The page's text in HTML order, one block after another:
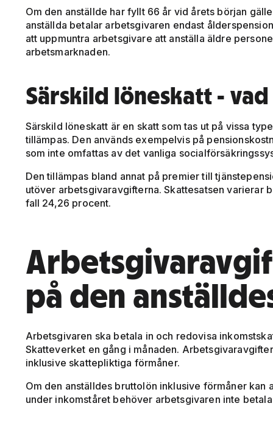
Om den anställde har fyllt 66 år vid årets början
anställda betalar arbetsgivaren endast
att uppmuntra arbetsgivare att anställa äldre
arbetsmarknaden.
Särskild löneskatt -
Särskild löneskatt är en skatt som tas ut på vissa
tillämpas. Den används exempelvis på
som inte omfattas av det vanliga
Den tillämpas bland annat på premier till
utöver arbetsgivaravgifterna. Skattesatsen varierar
fall 24,26 procent.
på den
Arbetsgivaren ska betala in och redovisa
Skatteverket en gång i månaden.
inklusive skattepliktiga förmåner.
Om den anställdes bruttolön inklusive förmåner kan
under inkomståret behöver arbetsgivaren inte